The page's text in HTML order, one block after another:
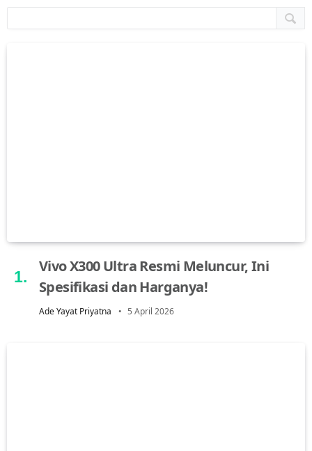
Vivo X300 Ultra Resmi Meluncur, Ini
Spesifikasi dan Harganya!
Ade Yayat Priyatna 5 April 2026